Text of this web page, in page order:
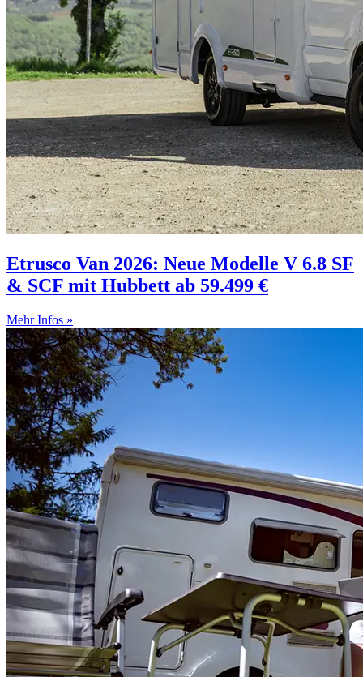
Etrusco Van 2026: Neue Modelle V 6.8 SF
& SCF mit Hubbett ab 59.499 €
Mehr Infos »